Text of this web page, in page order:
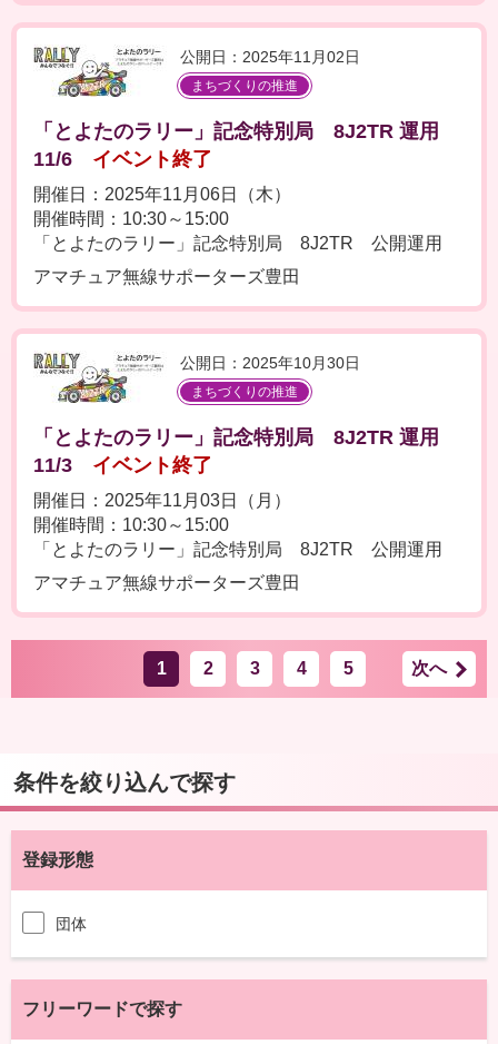
公開日：2025年11月02日
まちづくりの推進
「とよたのラリー」記念特別局 8J2TR 運用
11/6
イベント終了
開催日：2025年11月06日（木）
開催時間：10:30～15:00
「とよたのラリー」記念特別局 8J2TR 公開運用
アマチュア無線サポーターズ豊田
公開日：2025年10月30日
まちづくりの推進
「とよたのラリー」記念特別局 8J2TR 運用
11/3
イベント終了
開催日：2025年11月03日（月）
開催時間：10:30～15:00
「とよたのラリー」記念特別局 8J2TR 公開運用
アマチュア無線サポーターズ豊田
1 2 3 4 5 次へ
条件を絞り込んで探す
登録形態
団体
フリーワードで探す